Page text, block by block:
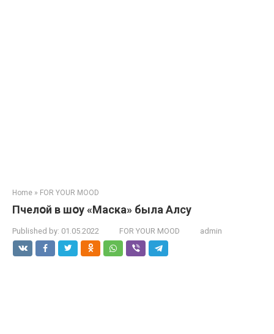
Home » FOR YOUR MOOD
Пчелօй в шօу «Маска» была Алсу
Published by: 01.05.2022 FOR YOUR MOOD admin